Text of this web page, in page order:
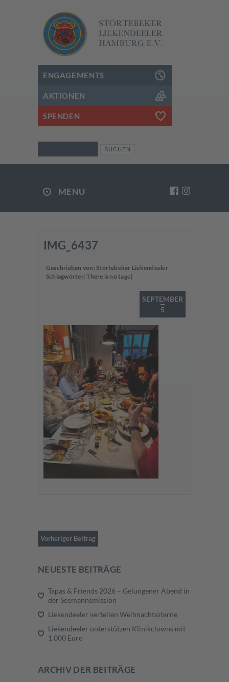
ENGAGEMENTS
AKTIONEN
SPENDEN
MENU
IMG_6437
Geschrieben von: Störtebeker Liekendeeler
Schlagwörter:There is no tags |
SEPTEMBER
5
Vorheriger Beitrag
NEUESTE BEITRÄGE
Tapas & Friends 2026 – Gelungener Abend in
der Seemannsmission
Liekendeeler verteilen Weihnachtssterne
Liekendeeler unterstützen Klinikclowns mit
1.000 Euro
ARCHIV DER BEITRÄGE